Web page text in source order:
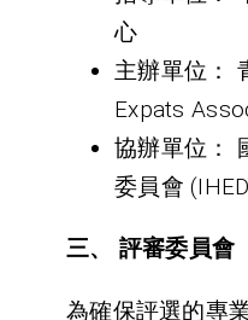
心
主辦單位：
Expats
協辦單位：
委員會
三、 評審委員會
為確保評選的專